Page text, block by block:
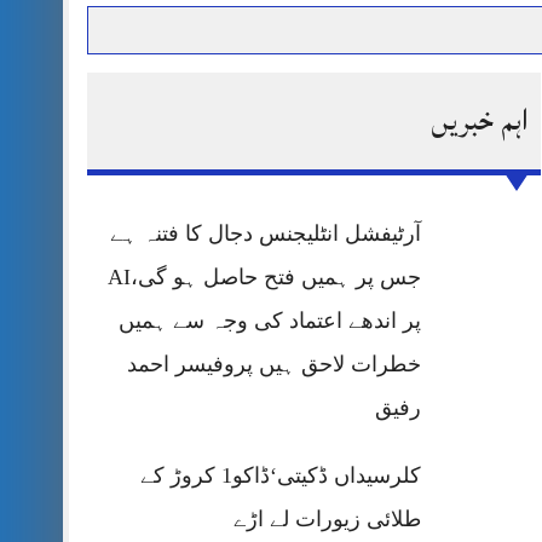
پر قربان
پریس کانفرنس
اہم خبریں
آرٹیفشل انٹلیجنس دجال کا فتنہ ہے
جس پر ہمیں فتح حاصل ہو گی،AI
پر اندھے اعتماد کی وجہ سے ہمیں
خطرات لاحق ہیں پروفیسر احمد
رفیق
کلرسیداں ڈکیتی‘ڈاکو1 کروڑ کے
طلائی زیورات لے اڑے